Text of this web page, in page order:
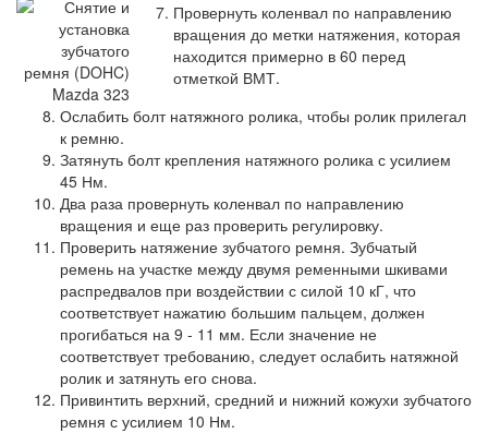
Провернуть коленвал по направлению
вращения до метки натяжения, которая
находится примерно в 60 перед
отметкой ВМТ.
Ослабить болт натяжного ролика, чтобы ролик прилегал
к ремню.
Затянуть болт крепления натяжного ролика с усилием
45 Нм.
Два раза провернуть коленвал по направлению
вращения и еще раз проверить регулировку.
Проверить натяжение зубчатого ремня. Зубчатый
ремень на участке между двумя ременными шкивами
распредвалов при воздействии с силой 10 кГ, что
соответствует нажатию большим пальцем, должен
прогибаться на 9 - 11 мм. Если значение не
соответствует требованию, следует ослабить натяжной
ролик и затянуть его снова.
Привинтить верхний, средний и нижний кожухи зубчатого
ремня с усилием 10 Нм.